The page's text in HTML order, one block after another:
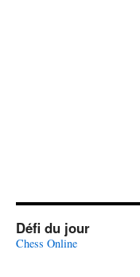
Défi du jour
Chess Online